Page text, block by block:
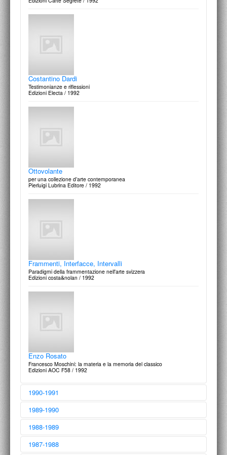
Costantino Dardi
Testimonianze e riflessioni
Edizioni Electa / 1992
Ottovolante
per una collezione d’arte contemporanea
Pierluigi Lubrina Editore / 1992
Frammenti, Interfacce, Intervalli
Paradigmi della frammentazione nell'arte svizzera
Edizioni costa&nolan / 1992
Enzo Rosato
Francesco Moschini: la materia e la memoria del classico
Edizioni AOC F58 / 1992
1990-1991
1989-1990
1988-1989
1987-1988